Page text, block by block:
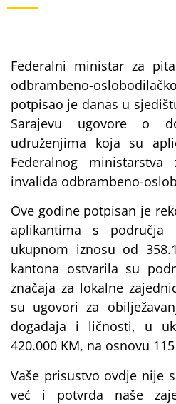
Federalni ministar za
odbrambeno-
potpisao je danas u
Sarajevu ugovore o
udruženjima koja su
Federalnog
invalida odbrambeno-
Ove godine potpisan je
aplikantima s područja
ukupnom iznosu od
kantona ostvarila su
značaja za lokalne
su ugovori za
događaja i ličnosti, u
420.000 KM, na osnovu
Vaše prisustvo ovdje nije
već i potvrda naše